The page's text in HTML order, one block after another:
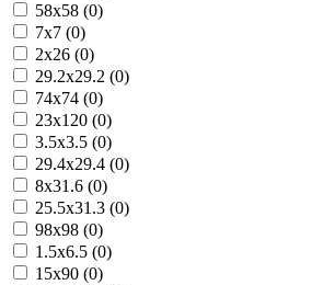
58x58 (0)
7x7 (0)
2x26 (0)
29.2x29.2 (0)
74x74 (0)
23x120 (0)
3.5x3.5 (0)
29.4x29.4 (0)
8x31.6 (0)
25.5x31.3 (0)
98x98 (0)
1.5x6.5 (0)
15x90 (0)